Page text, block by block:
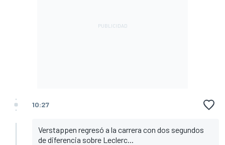
10:27
Verstappen regresó a la carrera con dos segundos
de diferencia sobre Leclerc...